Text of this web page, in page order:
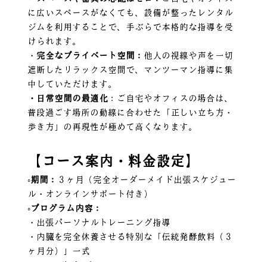
に広いスペースがなくても、設備が整ったレンタル
ジムを利用することで、手ぶらで本格的な指導を受
けられます。
・ 完全なプライベート空間： 他人の視線や声を一切
遮断したリラックス空間で、マンツーマン指導に集
中していただけます。
・日常空間の最適化 ：ご自宅やオフィスの場合は、
普段過ごす場所の動線に合わせた「正しい立ち方・
歩き方」の再現性が極めて高くなります。
【コース案内・料金設定】
◦期間：
３ヶ月（完全オーダーメイド出張スケジュー
ル・オンラインサポート付き）
◦プログラム内容：
・出張パーソナルトレーニング指導
・内臓を完全休養させる特別な「伝統発酵飲料（３
ヶ月分）」一式